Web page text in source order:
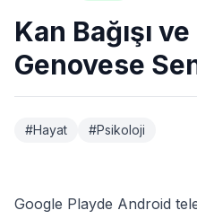
Kan Bağışı
Genovese
#Hayat #Psikoloji
Google Playde Android